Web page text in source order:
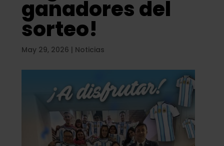
ganadores del
sorteo!
May 29, 2026 | Noticias